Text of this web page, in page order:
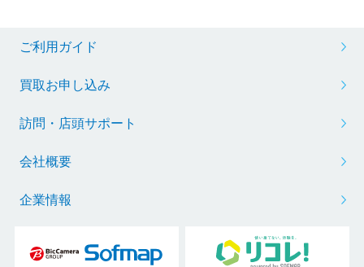
ご利用ガイド
買取お申し込み
訪問・店頭サポート
会社概要
企業情報